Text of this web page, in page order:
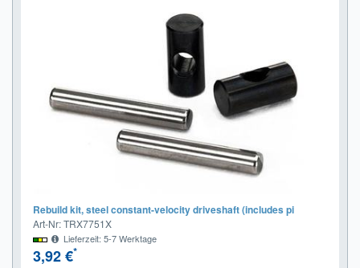
Rebuild kit, steel constant-velocity driveshaft (includes pi
Art-Nr: TRX7751X
Lieferzeit: 5-7 Werktage
3,92 €*